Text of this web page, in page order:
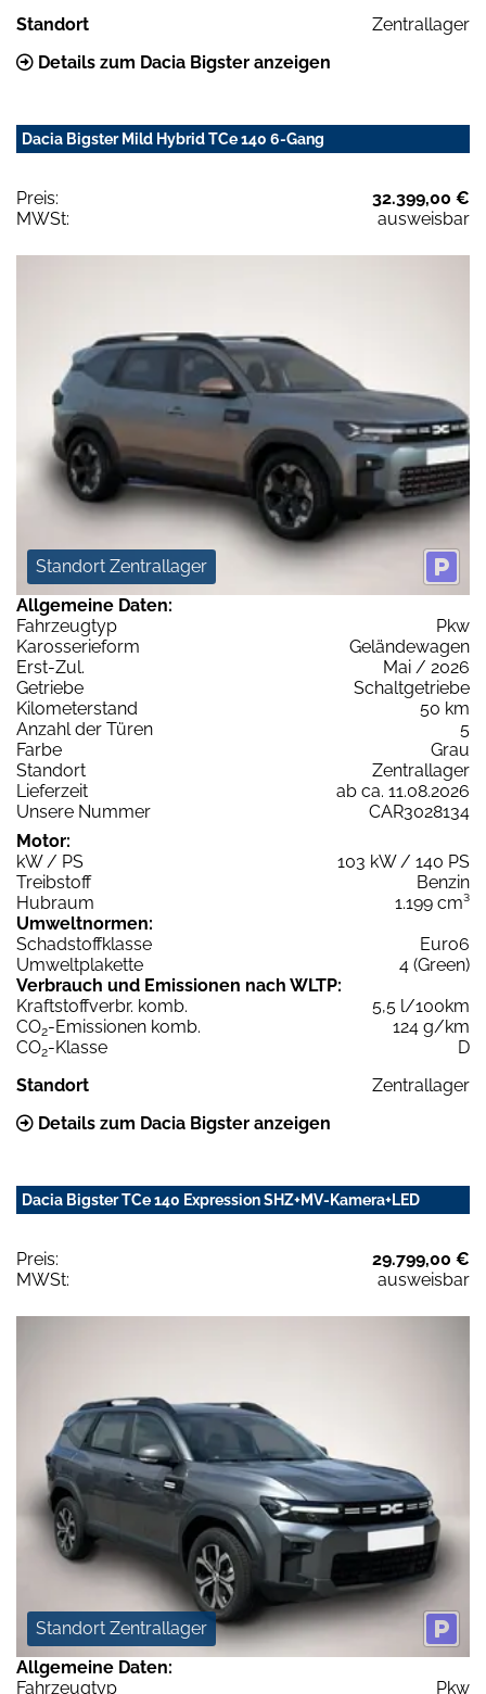
Standort
Zentrallager
Details zum Dacia Bigster anzeigen
Dacia Bigster Mild Hybrid TCe 140 6-Gang
Preis:
32.399,00 €
MWSt:
ausweisbar
Standort Zentrallager
Allgemeine Daten:
Fahrzeugtyp
Pkw
Karosserieform
Geländewagen
Erst-Zul.
Mai / 2026
Getriebe
Schaltgetriebe
Kilometerstand
50 km
Anzahl der Türen
5
Farbe
Grau
Standort
Zentrallager
Lieferzeit
ab ca. 11.08.2026
Unsere Nummer
CAR3028134
Motor:
kW / PS
103 kW / 140 PS
Treibstoff
Benzin
Hubraum
1.199 cm³
Umweltnormen:
Schadstoffklasse
Euro6
Umweltplakette
4 (Green)
Verbrauch und Emissionen nach WLTP:
Kraftstoffverbr. komb.
5,5 l/100km
CO2-Emissionen komb.
124 g/km
CO2-Klasse
D
Standort
Zentrallager
Details zum Dacia Bigster anzeigen
Dacia Bigster TCe 140 Expression SHZ+MV-Kamera+LED
Preis:
29.799,00 €
MWSt:
ausweisbar
Standort Zentrallager
Allgemeine Daten:
Fahrzeugtyp
Pkw